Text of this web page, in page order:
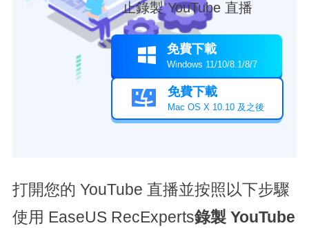
止錄製 YouTube 直播
 免費下載
Windows 11/10/8.1/8/7
 免費下載
Mac OS X 10.10 及之後
打開您的 YouTube 直播並按照以下步驟
使用 EaseUS RecExperts錄製 YouTube